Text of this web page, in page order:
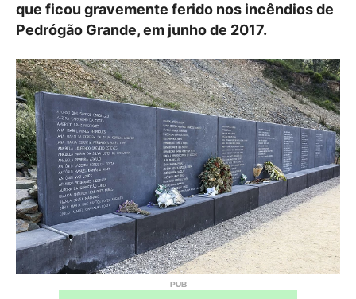
que ficou gravemente ferido nos incêndios de
Pedrógão Grande, em junho de 2017.